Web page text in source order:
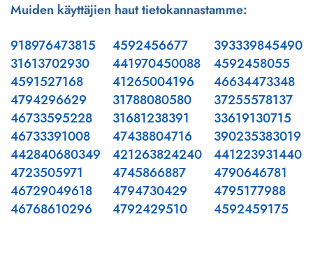
Muiden käyttäjien haut tietokannastamme:
918976473815
31613702930
4591527168
4794296629
46733595228
46733391008
442840680349
4723505971
46729049618
46768610296
4592456677
441970450088
41265004196
31788080580
31681238391
47438804716
421263824240
4745866887
4794730429
4792429510
393339845490
4592458055
46634473348
37255578137
33619130715
390235383019
441223931440
4790646781
4795177988
4592459175